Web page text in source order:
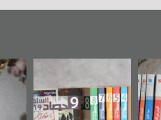
تصدر حصاد
الساحات 2019